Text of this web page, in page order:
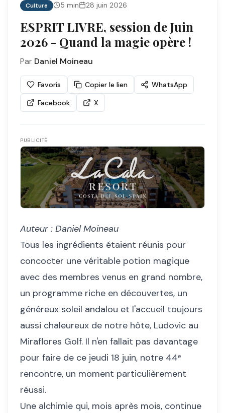
Culture 5 min 28 juin 2026
ESPRIT LIVRE, session de Juin
2026 - Quand la magie opère !
Par Daniel Moineau
Favoris Copier le lien
WhatsApp
Facebook
X
PUBLICITÉ
Auteur : Daniel Moineau
Tous les ingrédients étaient réunis pour
concocter une véritable potion magique
avec des membres venus en grand nombre,
un programme riche en découvertes, un
généreux soleil andalou et l'accueil toujours
aussi chaleureux de notre hôte, Ludovic au
Miraflores Golf. Il n'en fallait pas davantage
pour faire de ce jeudi 18 juin, notre 44ᵉ
rencontre, un moment particulièrement
réussi.
Une alchimie qui, mois après mois, continue